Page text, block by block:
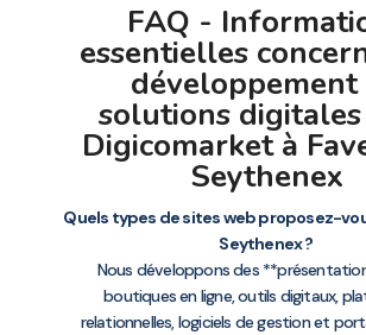
FAQ -
essentielles
développement
solutions digitales
Digicomarket à
Seythenex
Quels types de sites web proposez-
Seythenex ?
Nous développons des
boutiques en ligne, outils digitaux,
relationnelles, logiciels de gestion et